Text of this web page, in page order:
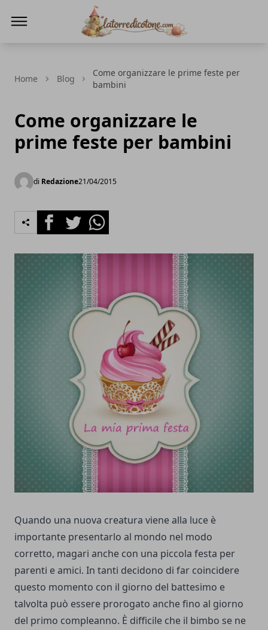
Home Blog
Come organizzare le prime feste per
bambini
Come organizzare le
prime feste per bambini
di Redazione21/04/2015
FacebookTwitterWhatsapp
Quando una nuova creatura viene alla luce è
importante presentarlo al mondo nel modo
corretto, magari anche con una piccola festa per
parenti e amici. In tanti decidono di far coincidere
questo momento con il giorno del battesimo e
talvolta può essere prorogato anche fino al giorno
del primo compleanno. È difficile che il bimbo se ne